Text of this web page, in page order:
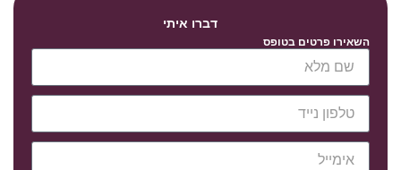
דברו איתי
השאירו פרטים בטופס